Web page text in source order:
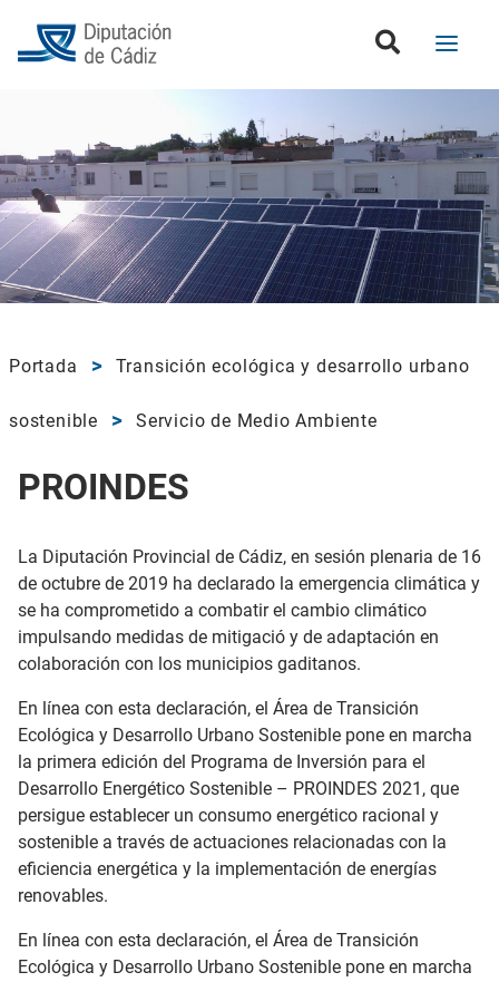
Portada Transición ecológica y desarrollo urbano
sostenible Servicio de Medio Ambiente
PROINDES
La Diputación Provincial de Cádiz, en sesión plenaria de 16
de octubre de 2019 ha declarado la emergencia climática y
se ha comprometido a combatir el cambio climático
impulsando medidas de mitigació y de adaptación en
colaboración con los municipios gaditanos.
En línea con esta declaración, el Área de Transición
Ecológica y Desarrollo Urbano Sostenible pone en marcha
la primera edición del Programa de Inversión para el
Desarrollo Energético Sostenible – PROINDES 2021, que
persigue establecer un consumo energético racional y
sostenible a través de actuaciones relacionadas con la
eficiencia energética y la implementación de energías
renovables.
En línea con esta declaración, el Área de Transición
Ecológica y Desarrollo Urbano Sostenible pone en marcha